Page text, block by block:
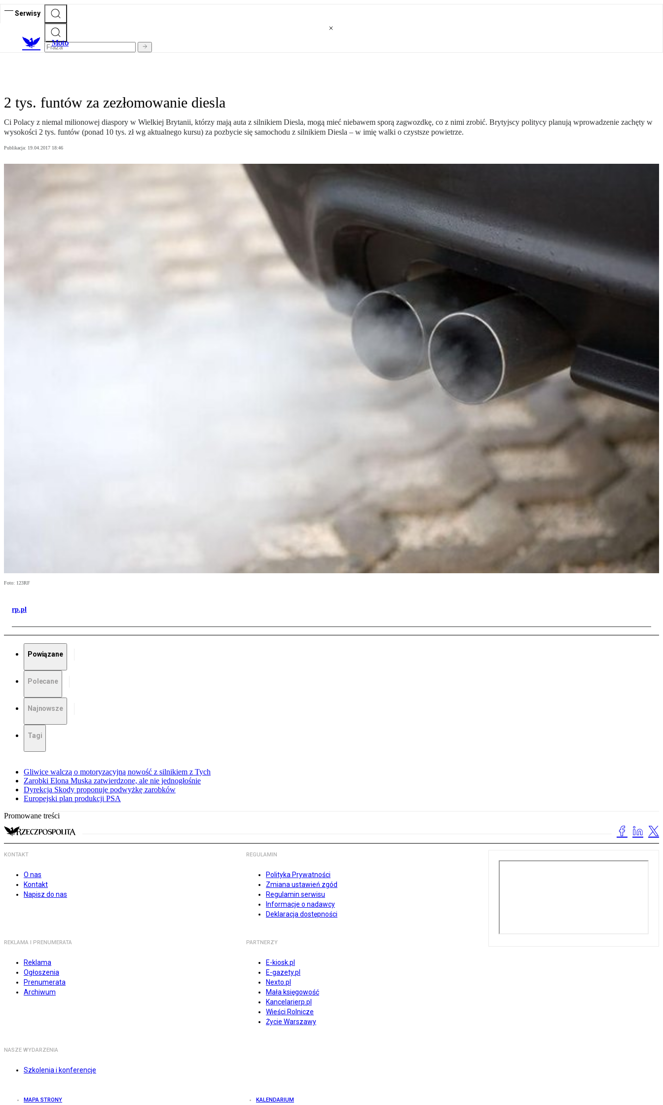
Serwisy
Moto
2 tys. funtów za zezłomowanie diesla
Ci Polacy z niemal milionowej diaspory w Wielkiej Brytanii, którzy mają auta z silnikiem Diesla, mogą mieć niebawem sporą zagwozdkę, co z nimi zrobić. Brytyjscy politycy planują wprowadzenie zachęty w
wysokości 2 tys. funtów (ponad 10 tys. zł wg aktualnego kursu) za pozbycie się samochodu z silnikiem Diesla – w imię walki o czystsze powietrze.
Publikacja: 19.04.2017 18:46
Foto: 123RF
rp.pl
Powiązane
Polecane
Najnowsze
Tagi
Gliwice walczą o motoryzacyjną nowość z silnikiem z Tych
Zarobki Elona Muska zatwierdzone, ale nie jednogłośnie
Dyrekcja Skody proponuje podwyżkę zarobków
Europejski plan produkcji PSA
Promowane treści
KONTAKT
O nas
Kontakt
Napisz do nas
REGULAMIN
Polityka Prywatności
Zmiana ustawień zgód
Regulamin serwisu
Informacje o nadawcy
Deklaracja dostępności
REKLAMA I PRENUMERATA
Reklama
Ogłoszenia
Prenumerata
Archiwum
PARTNERZY
E-kiosk.pl
E-gazety.pl
Nexto.pl
Mała księgowość
Kancelarierp.pl
Wieści Rolnicze
Życie Warszawy
NASZE WYDARZENIA
Szkolenia i konferencje
MAPA STRONY KALENDARIUM